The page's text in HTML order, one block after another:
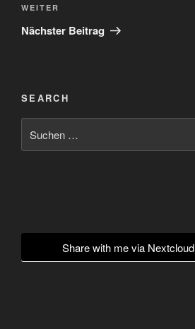
Nächster
Beitrag
WEITER
Nächster Beitrag
SEARCH
nach:
Share with me via Nextcloud